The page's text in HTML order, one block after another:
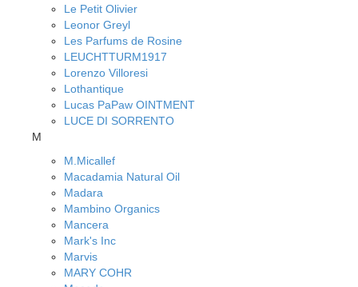
Le Petit Olivier
Leonor Greyl
Les Parfums de Rosine
LEUCHTTURM1917
Lorenzo Villoresi
Lothantique
Lucas PaPaw OINTMENT
LUCE DI SORRENTO
M
M.Micallef
Macadamia Natural Oil
Madara
Mambino Organics
Mancera
Mark's Inc
Marvis
MARY COHR